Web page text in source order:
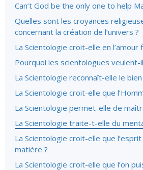
Can’t God be the only one to help
Quelles sont les croyances
concernant la création de l’univers ?
La Scientologie croit-elle en l’amour
Pourquoi les scientologues veulent-
La Scientologie reconnaît-elle le
La Scientologie croit-elle que
La Scientologie permet-elle de
La Scientologie traite-t-elle du
La Scientologie croit-elle que
matière ?
La Scientologie croit-elle que l’on